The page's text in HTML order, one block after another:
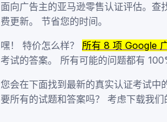
面向广告主的亚马逊零售认证评估。
费更新。 节省您的时间。
嘿！ 特价怎么样？ 所有 8 项 Google
考试的答案。 所有可能的问题都有
您会在下面找到最新的真实认证考试中
要所有的试题和答案吗？ 考虑下载我们